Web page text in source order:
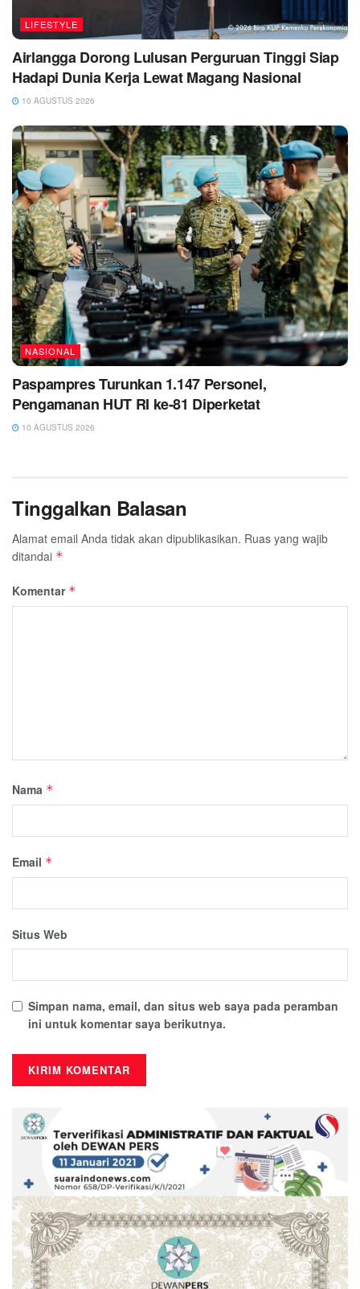
LIFESTYLE
Airlangga Dorong Lulusan Perguruan Tinggi Siap
Hadapi Dunia Kerja Lewat Magang Nasional
10 AGUSTUS 2026
NASIONAL
Paspampres Turunkan 1.147 Personel,
Pengamanan HUT RI ke-81 Diperketat
10 AGUSTUS 2026
Tinggalkan Balasan
Alamat email Anda tidak akan dipublikasikan. Ruas yang wajib
ditandai *
Komentar *
Nama *
Email *
Situs Web
Simpan nama, email, dan situs web saya pada peramban
ini untuk komentar saya berikutnya.